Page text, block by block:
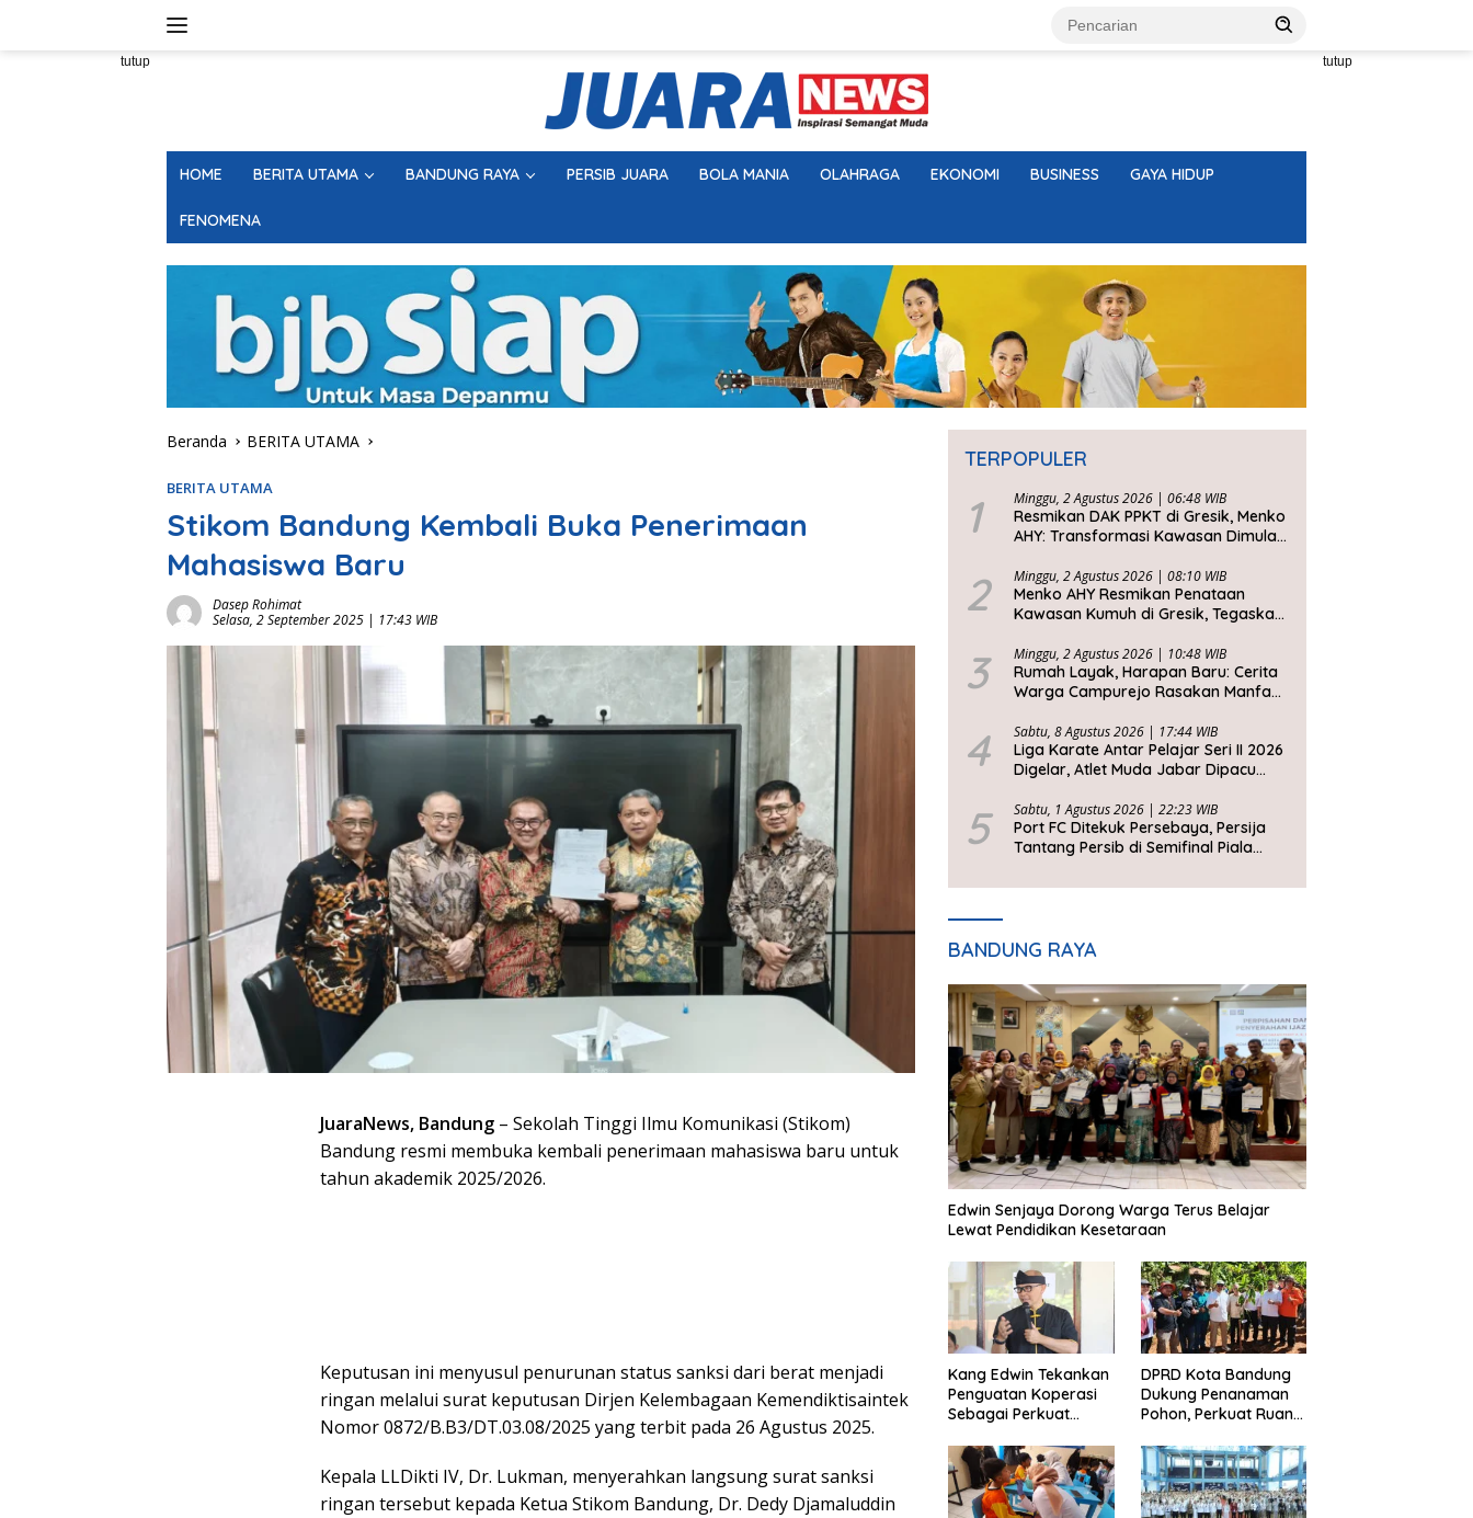
tutup tutup
HOME BERITA UTAMA BANDUNG RAYA PERSIB JUARA BOLA MANIA OLAHRAGA EKONOMI BUSINESS GAYA HIDUP
FENOMENA
Beranda BERITA UTAMA
BERITA UTAMA
Stikom Bandung Kembali Buka Penerimaan
Mahasiswa Baru
Dasep Rohimat
Selasa, 2 September 2025 | 17:43 WIB
JuaraNews, Bandung – Sekolah Tinggi Ilmu Komunikasi (Stikom)
Bandung resmi membuka kembali penerimaan mahasiswa baru untuk
tahun akademik 2025/2026.
Keputusan ini menyusul penurunan status sanksi dari berat menjadi
ringan melalui surat keputusan Dirjen Kelembagaan Kemendiktisaintek
Nomor 0872/B.B3/DT.03.08/2025 yang terbit pada 26 Agustus 2025.
Kepala LLDikti IV, Dr. Lukman, menyerahkan langsung surat sanksi
ringan tersebut kepada Ketua Stikom Bandung, Dr. Dedy Djamaluddin
TERPOPULER
1 Minggu, 2 Agustus 2026 | 06:48 WIB
Resmikan DAK PPKT di Gresik, Menko
AHY: Transformasi Kawasan Dimulai
2 Minggu, 2 Agustus 2026 | 08:10 WIB
Menko AHY Resmikan Penataan
Kawasan Kumuh di Gresik, Tegaskan
Kesejahteraan Rakyat
3 Minggu, 2 Agustus 2026 | 10:48 WIB
Rumah Layak, Harapan Baru: Cerita
Warga Campurejo Rasakan Manfaat
4 Sabtu, 8 Agustus 2026 | 17:44 WIB
Liga Karate Antar Pelajar Seri II 2026
Digelar, Atlet Muda Jabar Dipacu
5 Sabtu, 1 Agustus 2026 | 22:23 WIB
Port FC Ditekuk Persebaya, Persija
Tantang Persib di Semifinal Piala
BANDUNG RAYA
Edwin Senjaya Dorong Warga Terus Belajar
Lewat Pendidikan Kesetaraan
Kang Edwin Tekankan
Penguatan Koperasi
Sebagai Perkuat
DPRD Kota Bandung
Dukung Penanaman
Pohon, Perkuat Ruang